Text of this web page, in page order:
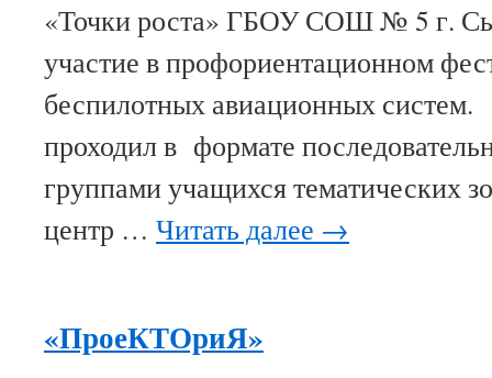
«Точки роста» ГБОУ СОШ № 5 г.
участие в профориентационном
беспилотных авиационных
проходил в формате
группами учащихся тематических
центр … Читать далее →
«ПроеКТОриЯ»